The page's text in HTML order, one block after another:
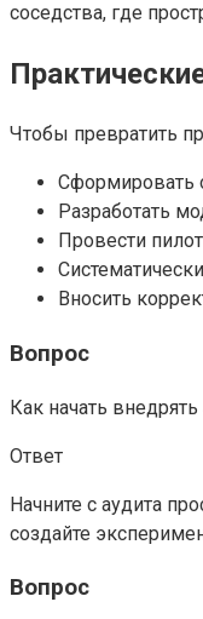
соседства, где
Чтобы превратить
Сформировать
Разработать
Провести
Вносить
Вопрос
Как начать
Ответ
Начните с аудита
создайте
Вопрос